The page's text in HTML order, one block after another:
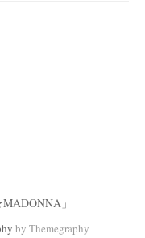
」
by Themegraphy